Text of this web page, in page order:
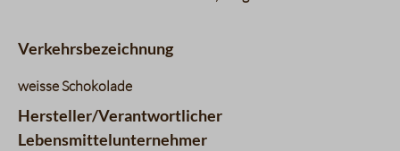
Verkehrsbezeichnung
weisse Schokolade
Hersteller/Verantwortlicher
Lebensmittelunternehmer